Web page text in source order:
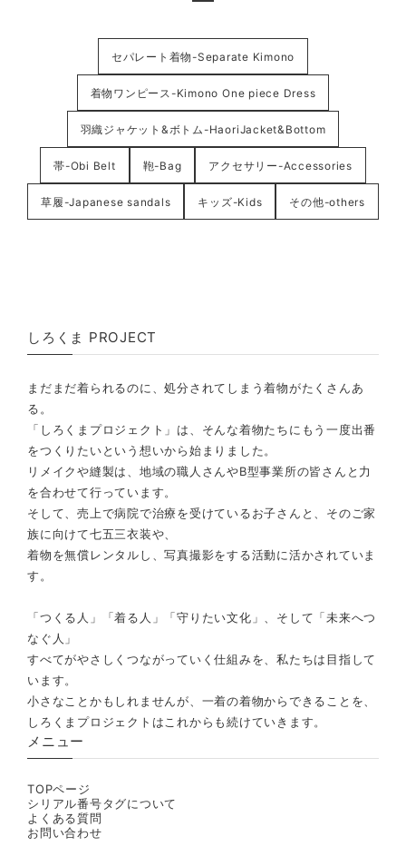
セパレート着物-Separate Kimono
着物ワンピース-Kimono One piece Dress
羽織ジャケット&ボトム-HaoriJacket&Bottom
帯-Obi Belt 鞄-Bag アクセサリー-Accessories
草履-Japanese sandals キッズ-Kids その他-others
しろくま PROJECT
まだまだ着られるのに、処分されてしまう着物がたくさんあ
る。
「しろくまプロジェクト」は、そんな着物たちにもう一度出番
をつくりたいという想いから始まりました。
リメイクや縫製は、地域の職人さんやB型事業所の皆さんと力
を合わせて行っています。
そして、売上で病院で治療を受けているお子さんと、そのご家
族に向けて七五三衣装や、
着物を無償レンタルし、写真撮影をする活動に活かされていま
す。
「つくる人」「着る人」「守りたい文化」、そして「未来へつ
なぐ人」
すべてがやさしくつながっていく仕組みを、私たちは目指して
います。
小さなことかもしれませんが、一着の着物からできることを、
しろくまプロジェクトはこれからも続けていきます。
メニュー
TOPページ
シリアル番号タグについて
よくある質問
お問い合わせ